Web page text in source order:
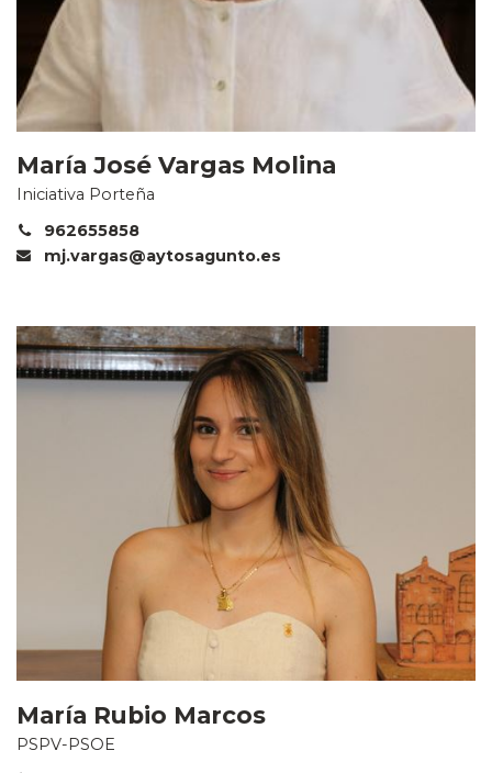
María José Vargas Molina
Iniciativa Porteña
962655858
mj.vargas@aytosagunto.es
María Rubio Marcos
PSPV-PSOE